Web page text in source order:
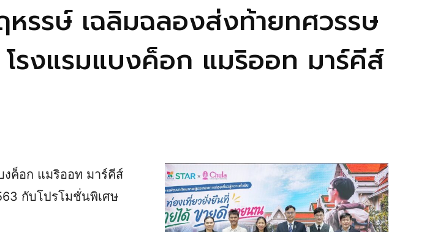
รรษ์ เฉลิมฉลองส่งท้ายทศวรรษ
รงแรมแบงค็อก แมริออท มาร์คีส์
งค็อก แมริออท มาร์คีส์
กับโปรโมชั่นพิเศษ